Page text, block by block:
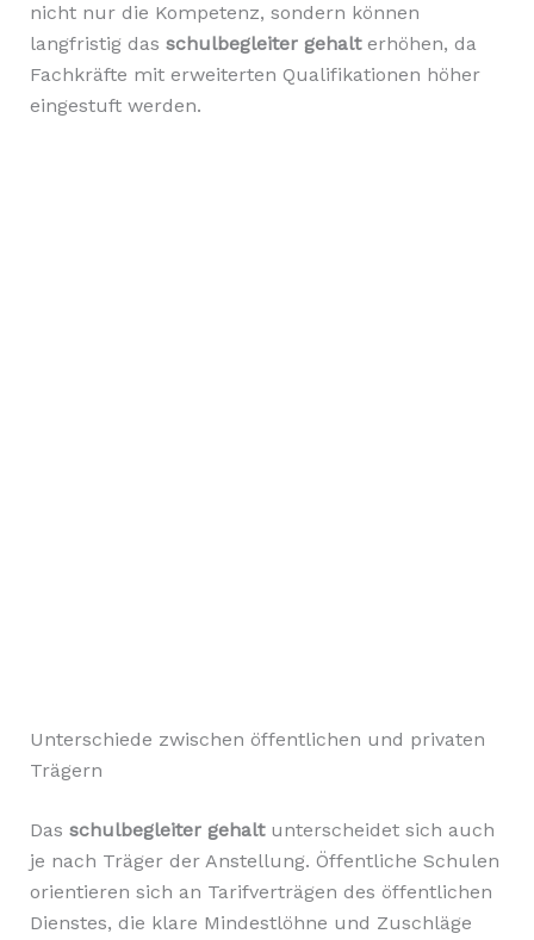
nicht nur die Kompetenz, sondern können
langfristig das schulbegleiter gehalterhöhen, da
Fachkräfte mit erweiterten Qualifikationen höher
eingestuft werden.
Unterschiede zwischen öffentlichen und privaten
Trägern
Das schulbegleiter gehaltunterscheidet sich auch
je nach Träger der Anstellung. Öffentliche Schulen
orientieren sich an Tarifverträgen des öffentlichen
Dienstes, die klare Mindestlöhne und Zuschläge